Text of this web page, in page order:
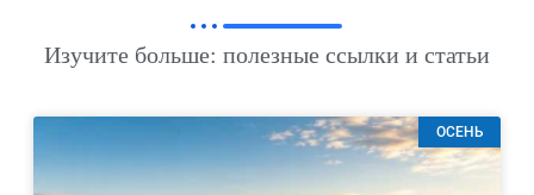
Изучите больше: полезные ссылки и статьи
ОСЕНЬ